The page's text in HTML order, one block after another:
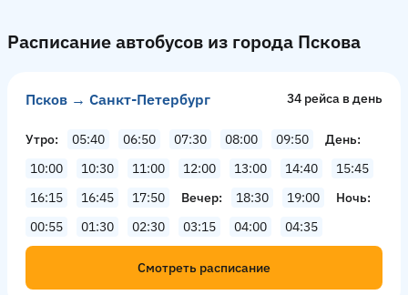
Расписание автобусов из города Пскова
Псков → Санкт-Петербург 34 рейсa в день
Утро 05:40 06:50 07:30 08:00 09:50
День
10:00
10:30 11:00 12:00 13:00 14:40
15:45
16:15
16:45 17:50 Вечер 18:30 19:00
Ночь
00:55
01:30 02:30 03:15 04:00 04:35
Смотреть расписание